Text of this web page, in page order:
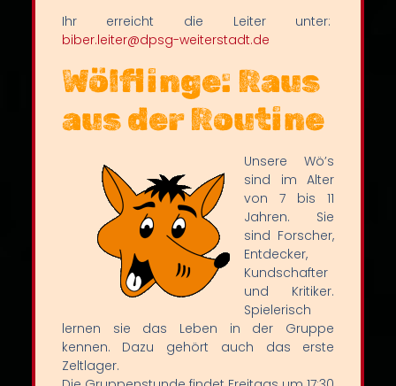
Ihr erreicht die Leiter unter:
biber.leiter@dpsg-weiterstadt.de
Wölflinge: Raus
aus der Routine
Unsere Wö’s
sind im Alter
von 7 bis 11
Jahren. Sie
sind Forscher,
Entdecker,
Kundschafter
und Kritiker.
Spielerisch
lernen sie das Leben in der Gruppe
kennen. Dazu gehört auch das erste
Zeltlager.